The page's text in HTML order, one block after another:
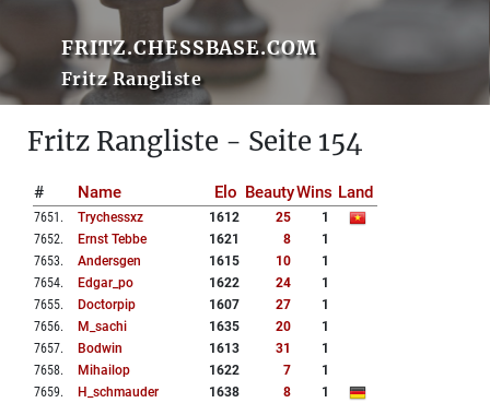
FRITZ.CHESSBASE.COM
Fritz Rangliste
Fritz Rangliste - Seite 154
# Name Elo BeautyWins Land
7651 . Trychessxz 1612 25
1
7652. Ernst Tebbe 1621 8
1
7653. Andersgen 1615 10
1
7654. Edgar_po 1622 24
1
7655. Doctorpip 1607 27
1
7656. M_sachi 1635 20
1
7657. Bodwin 1613 31
1
7658. Mihailop 1622 7
1
7659. H_schmauder 1638 8
1